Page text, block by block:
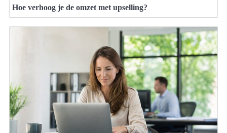
Hoe verhoog je de omzet met upselling?